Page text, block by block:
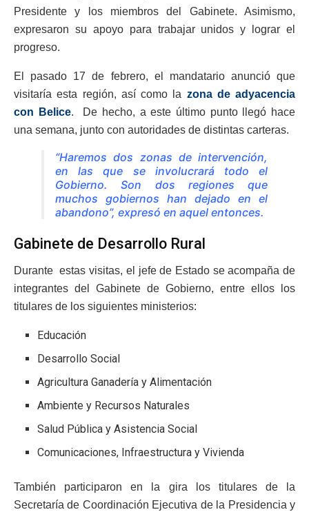
Presidente y los miembros del Gabinete. Asimismo,
expresaron su apoyo para trabajar unidos y lograr el
progreso.
El pasado 17 de febrero, el mandatario anunció que
visitaría esta región, así como
la zona de adyacencia
con Belice.
De hecho, a este último punto llegó hace
una semana, junto con autoridades de distintas carteras.
“Haremos dos zonas de intervención,
en las que se involucrará todo el
Gobierno. Son dos regiones que
muchos gobiernos han dejado en el
abandono”, expresó en aquel entonces.
Gabinete de Desarrollo Rural
Durante estas visitas, el jefe de Estado se acompaña de
integrantes del Gabinete de Gobierno, entre ellos los
titulares de los siguientes ministerios:
Educación
Desarrollo Social
Agricultura Ganadería y Alimentación
Ambiente y Recursos Naturales
Salud Pública y Asistencia Social
Comunicaciones, Infraestructura y Vivienda
También participaron en la gira los titulares de la
Secretaría de Coordinación Ejecutiva de la Presidencia y